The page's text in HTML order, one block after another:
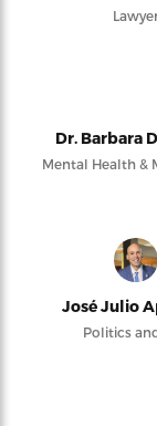
Dr. Barbara
Mental Health &
José Julio
Politics